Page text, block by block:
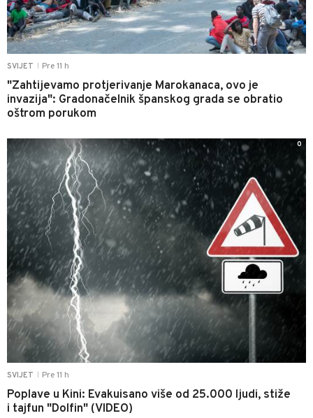
SVIJET Pre 11 h
"Zahtijevamo protjerivanje Marokanaca, ovo je
invazija": Gradonačelnik španskog grada se obratio
oštrom porukom
SVIJET Pre 11 h
Poplave u Kini: Evakuisano više od 25.000 ljudi, stiže
i tajfun "Dolfin" (VIDEO)
0